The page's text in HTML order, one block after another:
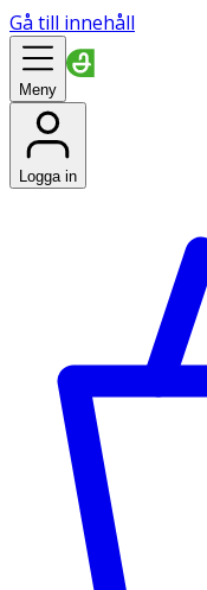
Gå till innehåll
Meny
Logga in